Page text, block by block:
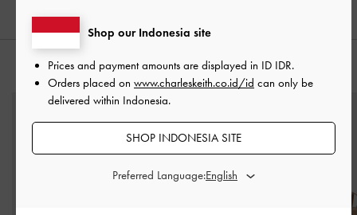
PADUKAN DENGAN
Shop our Indonesia site
Prices and payment amounts are displayed in ID IDR.
Orders placed on www.charleskeith.co.id/id can only be
delivered within Indonesia.
SHOP INDONESIA SITE
Preferred Language: